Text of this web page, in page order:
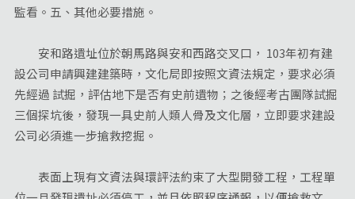
監看。五、其他必要措施。
安和路遺址位於朝馬路與安和西路交叉口， 103年初有建
設公司申請興建建築時，文化局即按照文資法規定，要求必須
先經過 試掘，評估地下是否有史前遺物；之後經考古團隊試掘
三個探坑後，發現一具史前人類人骨及文化層，立即要求建設
公司必須進一步搶救挖掘。
表面上現有文資法與環評法約束了大型開發工程，工程單